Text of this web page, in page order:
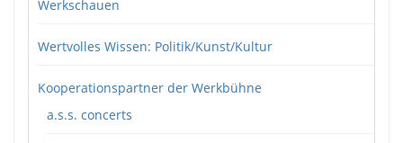
Werkschauen
Wertvolles Wissen: Politik/Kunst/Kultur
Kooperationspartner der Werkbühne
a.s.s. concerts